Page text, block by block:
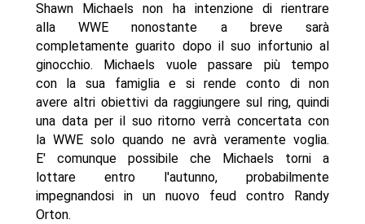
Shawn Michaels non ha intenzione di rientrare
alla WWE nonostante a breve sarà
completamente guarito dopo il suo infortunio al
ginocchio. Michaels vuole passare più tempo
con la sua famiglia e si rende conto di non
avere altri obiettivi da raggiungere sul ring, quindi
una data per il suo ritorno verrà concertata con
la WWE solo quando ne avrà veramente voglia.
E' comunque possibile che Michaels torni a
lottare entro l'autunno, probabilmente
impegnandosi in un nuovo feud contro Randy
Orton.